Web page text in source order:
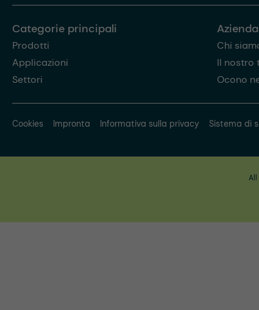
Categorie principali
Prodotti
Applicazioni
Settori
Azienda
Chi
Il nostro
Ocono
Cookies Impronta Informativa sulla privacy Sistema di
All